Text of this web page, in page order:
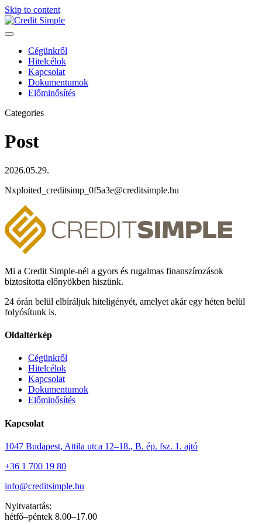
Skip to content
Cégünkről
Hitelcélok
Kapcsolat
Dokumentumok
Előminősítés
Categories
Post
2026.05.29.
Nxploited_creditsimp_0f5a3e@creditsimple.hu
Mi a Credit Simple-nél a gyors és rugalmas finanszírozások
biztosította előnyökben hiszünk.
24 órán belül elbíráljuk hiteligényét, amelyet akár egy héten belül
folyósítunk is.
Oldaltérkép
Cégünkről
Hitelcélok
Kapcsolat
Dokumentumok
Előminősítés
Kapcsolat
1047 Budapest, Attila utca 12–18., B. ép. fsz. 1. ajtó
+36 1 700 19 80
info@creditsimple.hu
Nyitvatartás:
hétfő–péntek 8.00–17.00